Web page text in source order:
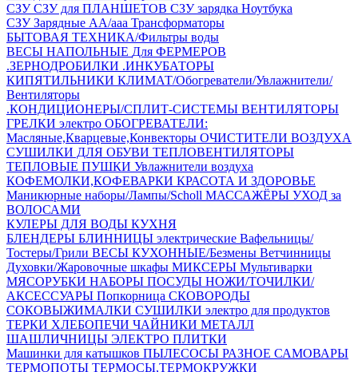
СЗУСЗУ для ПЛАНШЕТОВ СЗУ зарядка Ноутбука
СЗУ Зарядные АА/ааа Трансформаторы
БЫТОВАЯ ТЕХНИКА/Фильтры воды
ВЕСЫ НАПОЛЬНЫЕ Для ФЕРМЕРОВ
.ЗЕРНОДРОБИЛКИ .ИНКУБАТОРЫ
КИПЯТИЛЬНИКИ КЛИМАТ/Обогреватели/Увлажнители/
Вентиляторы
.КОНДИЦИОНЕРЫ/СПЛИТ-СИСТЕМЫ ВЕНТИЛЯТОРЫ
ГРЕЛКИ электро ОБОГРЕВАТЕЛИ:
Масляные,Кварцевые,Конвекторы ОЧИСТИТЕЛИ ВОЗДУХА
СУШИЛКИ ДЛЯ ОБУВИ ТЕПЛОВЕНТИЛЯТОРЫ
ТЕПЛОВЫЕ ПУШКИ Увлажнители воздуха
КОФЕМОЛКИ,КОФЕВАРКИ КРАСОТА И ЗДОРОВЬЕ
Маникюрные наборы/Лампы/Scholl МАССАЖЁРЫ УХОД за
ВОЛОСАМИ
КУЛЕРЫ ДЛЯ ВОДЫ КУХНЯ
БЛЕНДЕРЫ БЛИННИЦЫ электрические Вафельницы/
Тостеры/Грили ВЕСЫ КУХОННЫЕ/Безмены Ветчинницы
Духовки/Жаровочные шкафы МИКСЕРЫ Мультиварки
МЯСОРУБКИ НАБОРЫ ПОСУДЫ НОЖИ/ТОЧИЛКИ/
АКСЕССУАРЫ Попкорница СКОВОРОДЫ
СОКОВЫЖИМАЛКИ СУШИЛКИ электро для продуктов
ТЕРКИ ХЛЕБОПЕЧИ ЧАЙНИКИ МЕТАЛЛ
ШАШЛИЧНИЦЫ ЭЛЕКТРО ПЛИТКИ
Машинки для катышков ПЫЛЕСОСЫ РАЗНОЕ САМОВАРЫ
ТЕРМОПОТЫ ТЕРМОСЫ,ТЕРМОКРУЖКИ